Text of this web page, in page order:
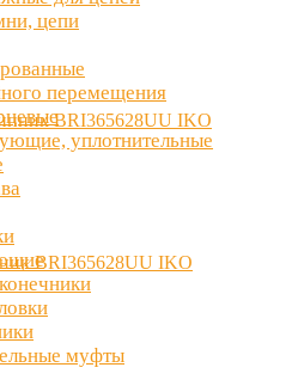
цепи
перемещения
уплотнительные
муфты
BRI365628UU IKO